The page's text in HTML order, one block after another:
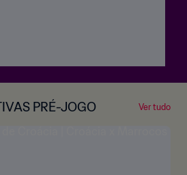
PRÉ-JOGO Ver tudo